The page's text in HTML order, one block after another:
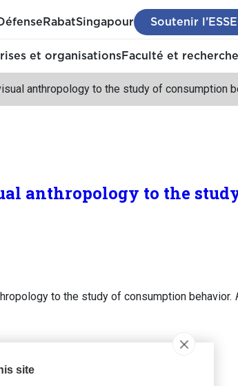
RabatSingapour Soutenir
et organisationsFaculté et recherche
anthropology to the study of consumption
anthropology to the
to the study of consumption behavior.
site